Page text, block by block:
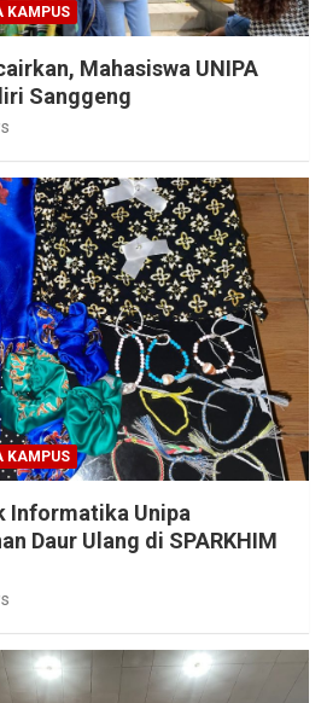
KAMPUS
Mahasiswa UNIPA
Sanggeng
KAMPUS
Informatika Unipa
Daur Ulang di SPARKHIM